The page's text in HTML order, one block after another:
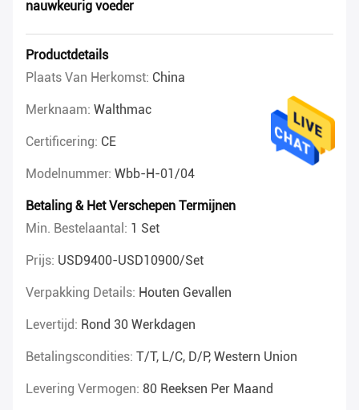
nauwkeurig voeder
Productdetails
Plaats Van Herkomst: China
Merknaam: Walthmac
Certificering: CE
Modelnummer: Wbb-H-01/04
Betaling & Het Verschepen Termijnen
Min. Bestelaantal: 1 Set
Prijs: USD9400-USD10900/set
Verpakking Details: Houten Gevallen
Levertijd: Rond 30 Werkdagen
Betalingscondities: T/T, L/C, D/P, Western Union
Levering Vermogen: 80 Reeksen Per Maand